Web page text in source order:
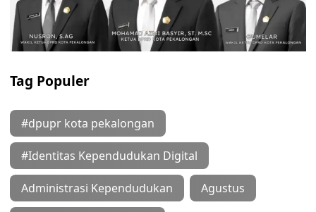
Tag Populer
#dpupr kota pekalongan
#Identitas Kependudukan Digital
Administrasi Kependudukan Agustus